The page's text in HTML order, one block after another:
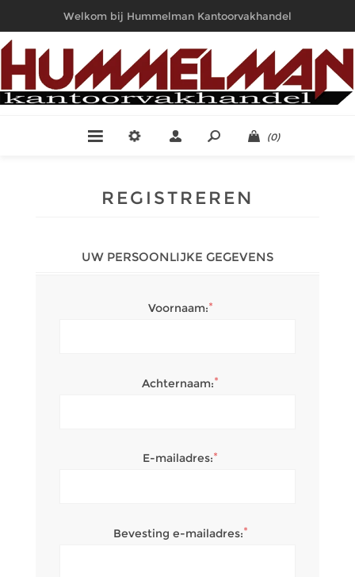
Welkom bij Hummelman Kantoorvakhandel
(0)
REGISTREREN
UW PERSOONLIJKE GEGEVENS
Voornaam:*
Achternaam:*
E-mailadres:*
Bevesting e-mailadres:*